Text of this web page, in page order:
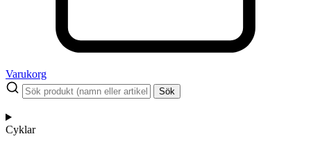
Varukorg
Sök
Cyklar